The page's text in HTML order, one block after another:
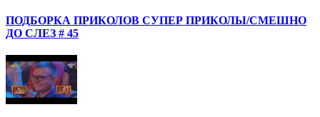
ПОДБОРКА ПРИКОЛОВ СУПЕР ПРИКОЛЫ/СМЕШНО
ДО СЛЕЗ # 45